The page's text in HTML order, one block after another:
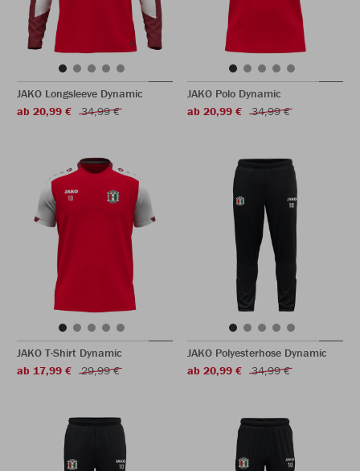
JAKO Longsleeve Dynamic
ab 20,99 €
34,99 €
JAKO Polo Dynamic
ab 20,99 €
34,99 €
JAKO T-Shirt Dynamic
ab 17,99 €
29,99 €
JAKO Polyesterhose Dynamic
ab 20,99 €
34,99 €